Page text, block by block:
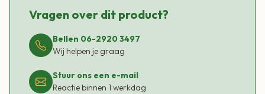
Vragen over dit product?
Bellen 06-2920 3497
Wij helpen je graag
Stuur ons een e-mail
Reactie binnen 1 werkdag